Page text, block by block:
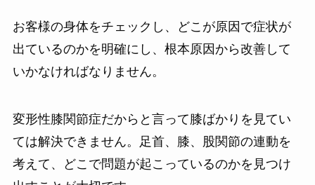
お客様の身体をチェックし、どこが原因で症状が
出ているのかを明確にし、根本原因から改善して
いかなければなりません。
変形性膝関節症だからと言って膝ばかりを見てい
ては解決できません。足首、膝、股関節の連動を
考えて、どこで問題が起こっているのかを見つけ